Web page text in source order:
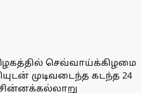
செவ்வாய்க்கிழமை
முடிவடைந்த கடந்த 24